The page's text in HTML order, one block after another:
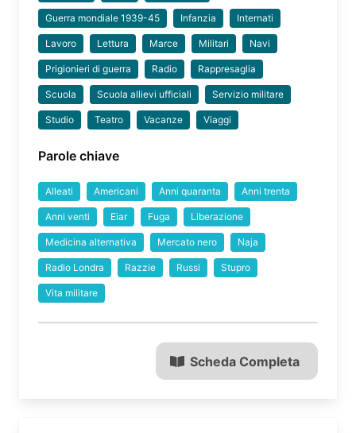
Guerra mondiale 1939-45 Infanzia Internati
Lavoro Lettura Marce Militari Navi
Prigionieri di guerra Radio Rappresaglia
Scuola Scuola allievi ufficiali Servizio militare
Studio Teatro Vacanze Viaggi
Parole chiave
Alleati Americani Anni quaranta Anni trenta
Anni venti Eiar Fuga Liberazione
Medicina alternativa Mercato nero Naja
Radio Londra Razzie Russi Stupro
Vita militare
Scheda Completa